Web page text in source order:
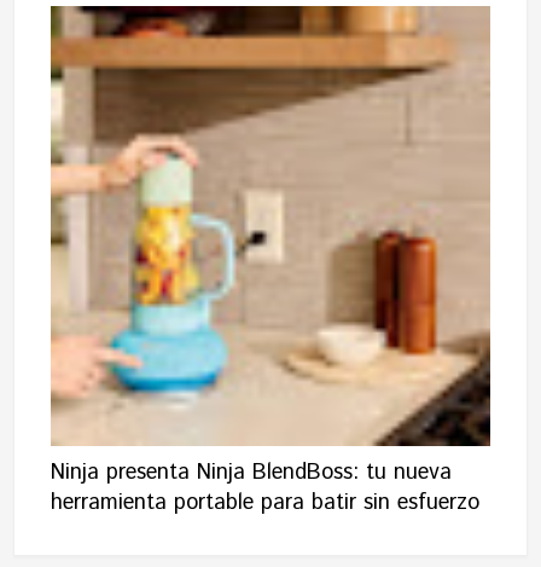
Ninja presenta Ninja BlendBoss: tu nueva
herramienta portable para batir sin esfuerzo